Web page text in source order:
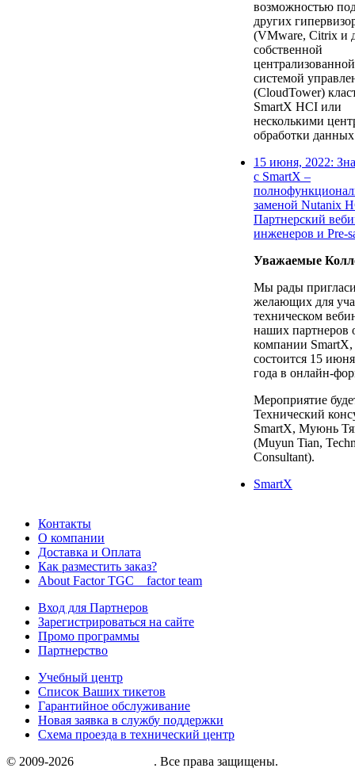
возможностью
других
(VMware, Citrix и
собственной
централизованной
системой
(CloudTower)
SmartX HCI или
несколькими
обработки
15 июня, 2022:
с SmartX –
заменой Nutanix
Партнерский
инженеров и Pre-
Уважаемые
Мы рады
желающих для
техническом
наших партнеров
компании
состоится 15
года в онлайн-
Мероприятие
Технический
SmartX, Муюнь
(Muyun Tian,
Consultant).
SmartX
Контакты
О компании
Доставка и Оплата
Как разместить заказ?
About Factor TGC _ factor team
Вход для Партнеров
Зарегистрироваться на сайте
Промо программы
Партнерство
Учебный центр
Список Ваших тикетов
Гарантийное обслуживание
Новая заявка в службу поддержки
Схема проезда в технический центр
© 2009-2026
. Все права защищены.